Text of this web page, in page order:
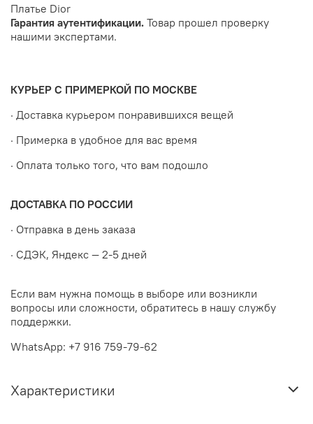
Платье Dior
Гарантия аутентификации. Товар прошел проверку
нашими экспертами.
КУРЬЕР С ПРИМЕРКОЙ ПО МОСКВЕ
· Доставка курьером понравившихся вещей
· Примерка в удобное для вас время
· Оплата только того, что вам подошло
ДОСТАВКА ПО РОССИИ
· Отправка в день заказа
· СДЭК, Яндекс — 2-5 дней
Если вам нужна помощь в выборе или возникли
вопросы или сложности, обратитесь в нашу службу
поддержки.
WhatsApp: +7 916 759-79-62
Характеристики